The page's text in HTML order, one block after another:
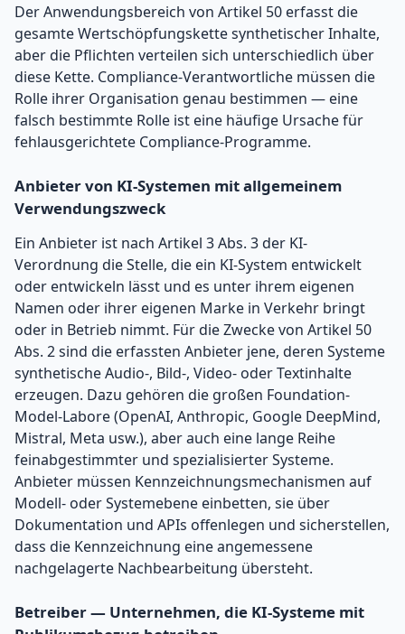
Der Anwendungsbereich von Artikel 50 erfasst die
gesamte Wertschöpfungskette synthetischer Inhalte,
aber die Pflichten verteilen sich unterschiedlich über
diese Kette. Compliance-Verantwortliche müssen die
Rolle ihrer Organisation genau bestimmen — eine
falsch bestimmte Rolle ist eine häufige Ursache für
fehlausgerichtete Compliance-Programme.
Anbieter von KI-Systemen mit allgemeinem
Verwendungszweck
Ein Anbieter ist nach Artikel 3 Abs. 3 der KI-
Verordnung die Stelle, die ein KI-System entwickelt
oder entwickeln lässt und es unter ihrem eigenen
Namen oder ihrer eigenen Marke in Verkehr bringt
oder in Betrieb nimmt. Für die Zwecke von Artikel 50
Abs. 2 sind die erfassten Anbieter jene, deren Systeme
synthetische Audio-, Bild-, Video- oder Textinhalte
erzeugen. Dazu gehören die großen Foundation-
Model-Labore (OpenAI, Anthropic, Google DeepMind,
Mistral, Meta usw.), aber auch eine lange Reihe
feinabgestimmter und spezialisierter Systeme.
Anbieter müssen Kennzeichnungsmechanismen auf
Modell- oder Systemebene einbetten, sie über
Dokumentation und APIs offenlegen und sicherstellen,
dass die Kennzeichnung eine angemessene
nachgelagerte Nachbearbeitung übersteht.
Betreiber — Unternehmen, die KI-Systeme mit